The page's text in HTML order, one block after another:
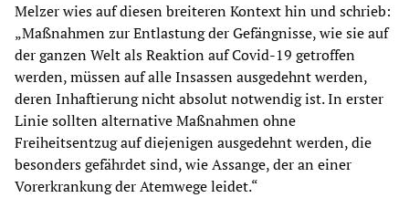
Melzer wies auf diesen breiteren Kontext hin und schrieb:
„Maßnahmen zur Entlastung der Gefängnisse, wie sie auf
der ganzen Welt als Reaktion auf Covid-19 getroffen
werden, müssen auf alle Insassen ausgedehnt werden,
deren Inhaftierung nicht absolut notwendig ist. In erster
Linie sollten alternative Maßnahmen ohne
Freiheitsentzug auf diejenigen ausgedehnt werden, die
besonders gefährdet sind, wie Assange, der an einer
Vorerkrankung der Atemwege leidet.“